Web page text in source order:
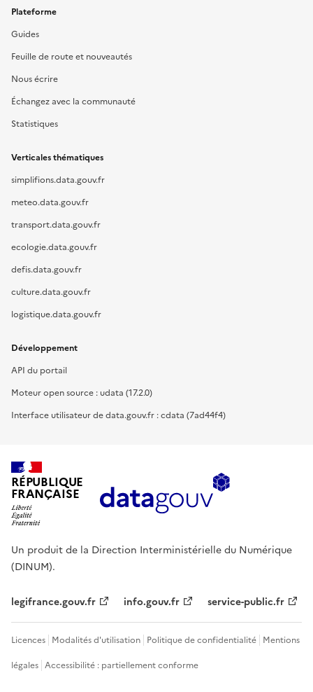
Plateforme
Guides
Feuille de route et nouveautés
Nous écrire
Échangez avec la communauté
Statistiques
Verticales thématiques
simplifions.data.gouv.fr
meteo.data.gouv.fr
transport.data.gouv.fr
ecologie.data.gouv.fr
defis.data.gouv.fr
culture.data.gouv.fr
logistique.data.gouv.fr
Développement
API du portail
Moteur open source : udata (17.2.0)
Interface utilisateur de data.gouv.fr : cdata (7ad44f4)
RÉPUBLIQUE
FRANÇAISE
Un produit de la Direction Interministérielle du Numérique
(DINUM).
legifrance.gouv.fr info.gouv.fr service-public.fr
Licences Modalités d'utilisation Politique de confidentialité Mentions
légales Accessibilité : partiellement conforme